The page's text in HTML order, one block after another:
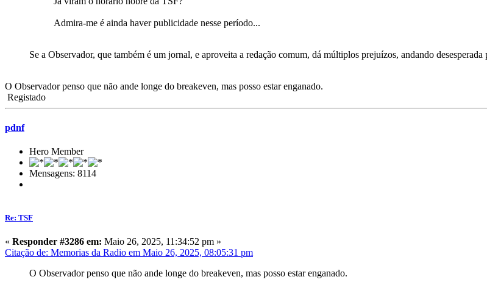
Admira-me é ainda haver publicidade nesse período...
Se a Observador, que também é um jornal, e aproveita a redação comum, dá múltiplos prejuízos, andando
O Observador penso que não ande longe do breakeven, mas posso estar enganado.
Registado
pdnf
Hero Member
Mensagens: 8114
Re: TSF
« Responder #3286 em: Maio 26, 2025, 11:34:52 pm »
Citação de: Memorias da Radio em Maio 26, 2025, 08:05:31 pm
O Observador penso que não ande longe do breakeven, mas posso estar enganado.